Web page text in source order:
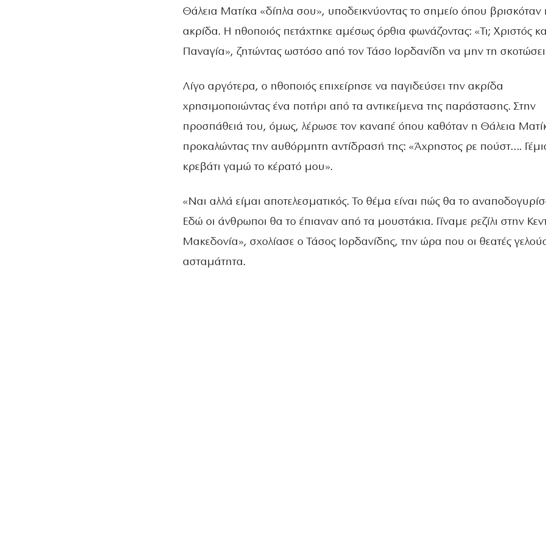
Θάλεια Ματίκα «δίπλα σου», υποδεικνύοντας το σημείο όπου βρισκόταν
ακρίδα. Η ηθοποιός πετάχτηκε αμέσως όρθια φωνάζοντας: «Τι; Χριστός
Παναγία», ζητώντας ωστόσο από τον Τάσο Ιορδανίδη να μην τη
Λίγο αργότερα, ο ηθοποιός επιχείρησε να παγιδεύσει την ακρίδα
χρησιμοποιώντας ένα ποτήρι από τα αντικείμενα της παράστασης. Στην
προσπάθειά του, όμως, λέρωσε τον καναπέ όπου καθόταν η Θάλεια
προκαλώντας την αυθόρμητη αντίδρασή της: «Άχρηστος ρε πούστ….
κρεβάτι γαμώ το κέρατό μου».
«Ναι αλλά είμαι αποτελεσματικός. Το θέμα είναι πώς θα το
Εδώ οι άνθρωποι θα το έπιαναν από τα μουστάκια. Γίναμε ρεζίλι στην
Μακεδονία», σχολίασε ο Τάσος Ιορδανίδης, την ώρα που οι θεατές
ασταμάτητα.